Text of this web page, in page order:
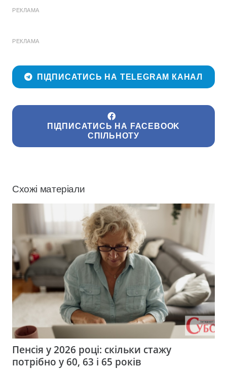
РЕКЛАМА
РЕКЛАМА
ПІДПИСАТИСЬ НА TELEGRAM КАНАЛ
ПІДПИСАТИСЬ НА FACEBOOK
СПІЛЬНОТУ
Схожі матеріали
Пенсія у 2026 році: скільки стажу
потрібно у 60, 63 і 65 років